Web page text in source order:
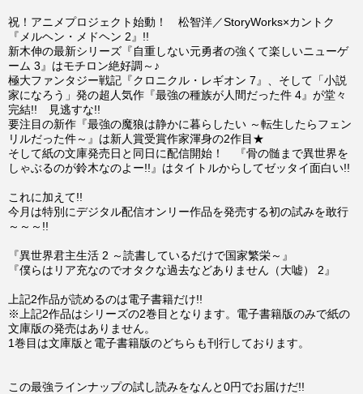
祝！アニメプロジェクト始動！ 松智洋／StoryWorks×カントク
『メルヘン・メドヘン 2』!!
新木伸の最新シリーズ『自重しない元勇者の強くて楽しいニューゲ
ーム 3』はモチロン絶好調～♪
極大ファンタジー戦記『クロニクル・レギオン 7』、そして「小説
家になろう」発の超人気作『最強の種族が人間だった件 4』が堂々
完結!! 見逃すな!!
要注目の新作『最強の魔狼は静かに暮らしたい ～転生したらフェン
リルだった件～』は新人賞受賞作家渾身の2作目★
そして紙の文庫発売日と同日に配信開始！ 『骨の髄まで異世界を
しゃぶるのが鈴木なのよー!!』はタイトルからしてゼッタイ面白い!!
これに加えて!!
今月は特別にデジタル配信オンリー作品を発売する初の試みを敢行
～～～!!
『異世界君主生活 2 ～読書しているだけで国家繁栄～』
『僕らはリア充なのでオタクな過去などありません（大嘘） 2』
上記2作品が読めるのは電子書籍だけ!!
※上記2作品はシリーズの2巻目となります。電子書籍版のみで紙の
文庫版の発売はありません。
1巻目は文庫版と電子書籍版のどちらも刊行しております。
この最強ラインナップの試し読みをなんと0円でお届けだ!!